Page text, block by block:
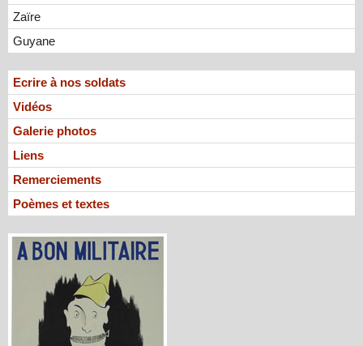
Zaïre
Guyane
Ecrire à nos soldats
Vidéos
Galerie photos
Liens
Remerciements
Poèmes et textes